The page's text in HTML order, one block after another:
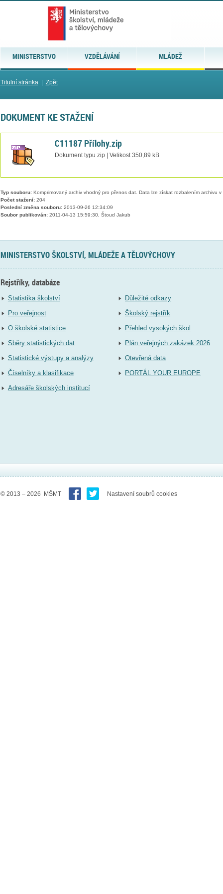
MINISTERSTVO VZDĚLÁVÁNÍ MLÁDEŽ
Titulní stránka| Zpět
DOKUMENT KE STAŽENÍ
C11187 Přílohy.zip
Dokument typu zip | Velikost 350,89 kB
Typ souboru:Komprimovaný archiv vhodný pro přenos dat. Data lze získat rozbalením archivu
Počet stažení:204
Poslední změna souboru:2013-09-26 12:34:09
Soubor publikován:2011-04-13 15:59:30, Štoud Jakub
MINISTERSTVO ŠKOLSTVÍ, MLÁDEŽE A TĚLOVÝCHOVY
Rejstříky, databáze
Statistika školství
Pro veřejnost
O školské statistice
Sběry statistických dat
Statistické výstupy a analýzy
Číselníky a klasifikace
Adresáře školských institucí
Důležité odkazy
Školský rejstřík
Přehled vysokých škol
Plán veřejných zakázek 2026
Otevřená data
PORTÁL YOUR EUROPE
© 2013 – 2026 MŠMT Nastavení soubrů cookies